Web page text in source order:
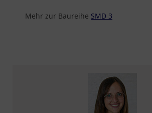
Mehr zur Baureihe SMD 3